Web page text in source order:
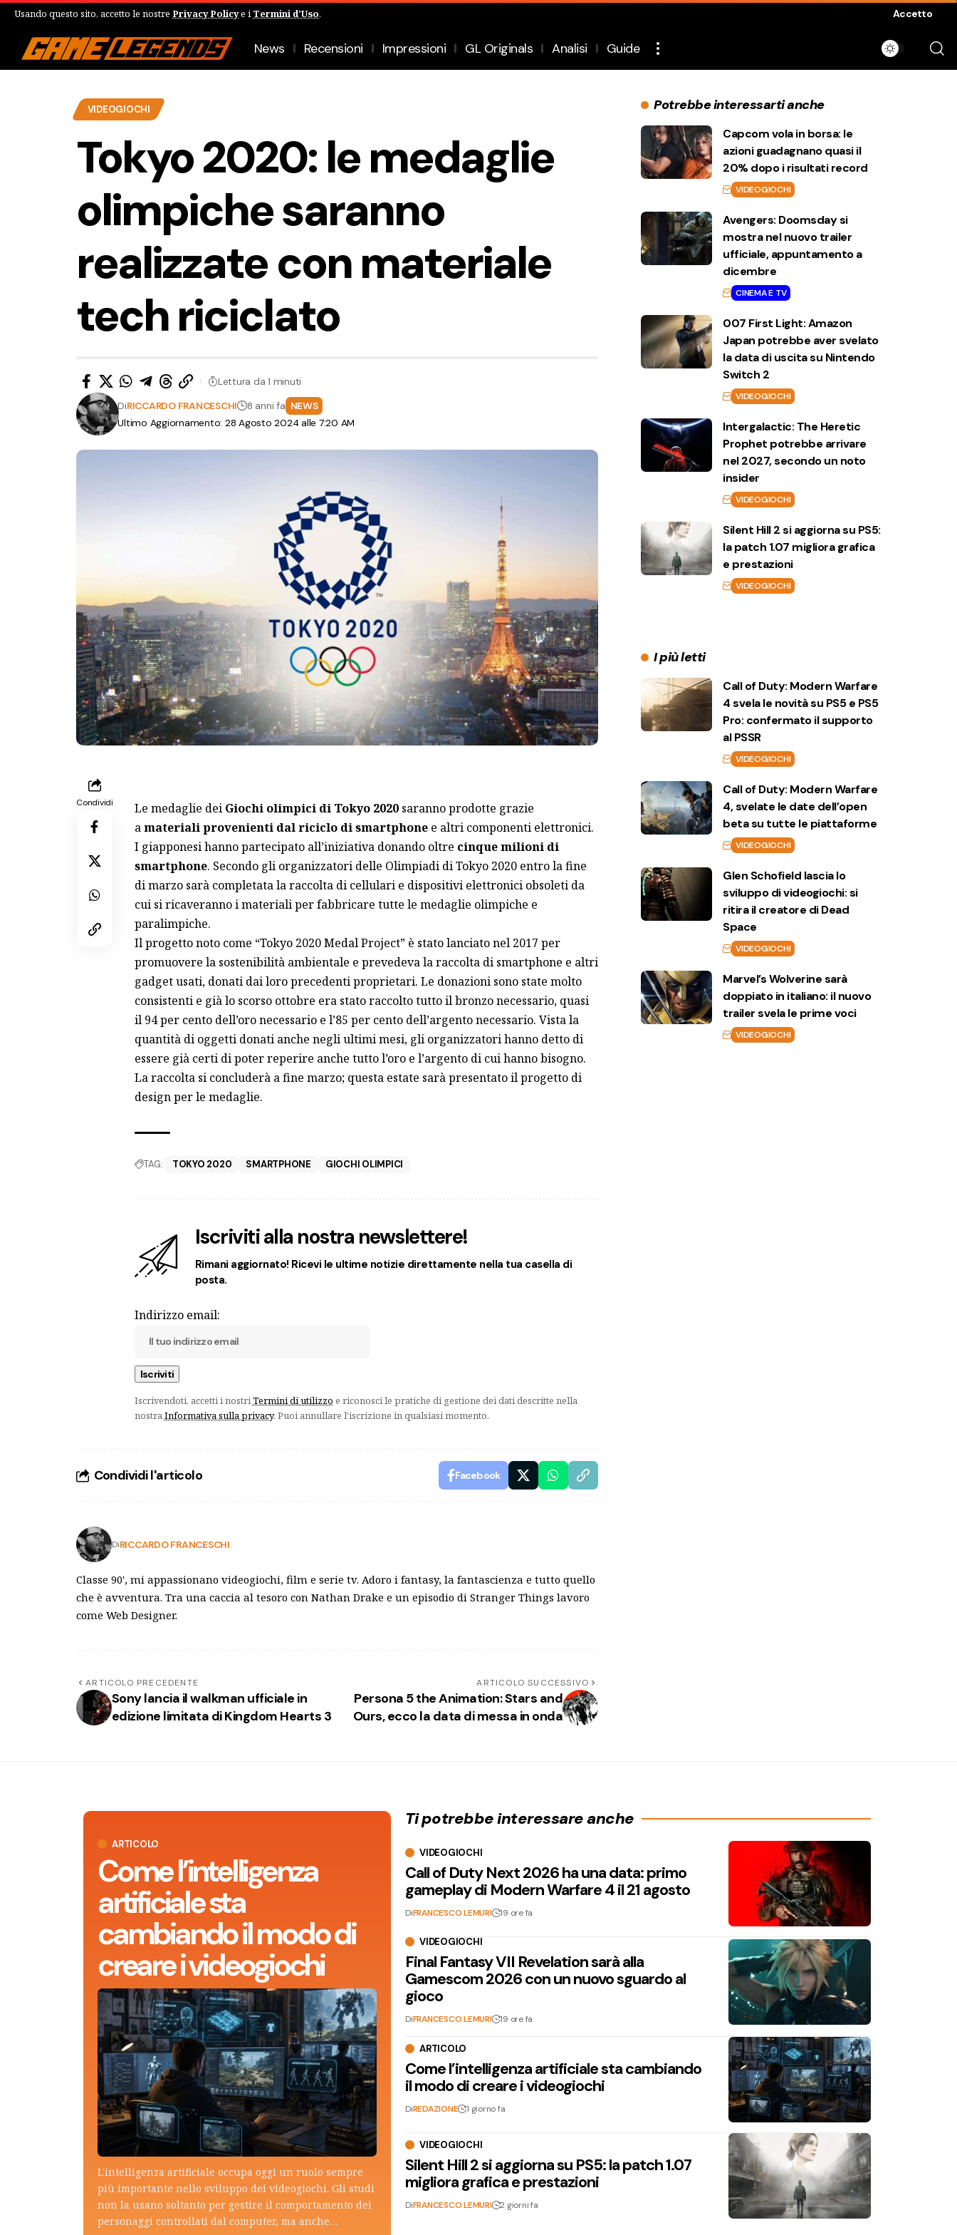
Usando questo sito, accetto le nostre Privacy Policye i Termini d'Uso. Accetto
News Recensioni Impressioni GL Originals Analisi Guide
VIDEOGIOCHI
Tokyo 2020: le medaglie
olimpiche saranno
realizzate con materiale
tech riciclato
Ultimo Aggiornamento: 28 Agosto 2024 alle 7:20 AM
DiRICCARDO FRANCESCHI 8 anni fa NEWS
Lettura da 1 minuti
Condividi Le medaglie deiGiochi olimpici di Tokyo 2020saranno prodotte grazie
amateriali provenienti dal riciclo di smartphonee altri componenti elettronici.
I giapponesi hanno partecipato all’iniziativa donando oltre cinque milioni di
smartphone. Secondo gli organizzatori delle Olimpiadi di Tokyo 2020 entro la fine
di marzo sarà completata la raccolta di cellulari e dispositivi elettronici obsoleti da
cui si ricaveranno i materiali per fabbricare tutte le medaglie olimpiche e
paralimpiche.
Il progetto noto come “Tokyo 2020 Medal Project” è stato lanciato nel 2017 per
promuovere la sostenibilità ambientale e prevedeva la raccolta di smartphone e altri
gadget usati, donati dai loro precedenti proprietari. Le donazioni sono state molto
consistenti e già lo scorso ottobre era stato raccolto tutto il bronzo necessario, quasi
il 94 per cento dell’oro necessario e l’85 per cento dell’argento necessario. Vista la
quantità di oggetti donati anche negli ultimi mesi, gli organizzatori hanno detto di
essere già certi di poter reperire anche tutto l’oro e l’argento di cui hanno bisogno.
La raccolta si concluderà a fine marzo; questa estate sarà presentato il progetto di
design per le medaglie.
TAG: TOKYO 2020 SMARTPHONE GIOCHI OLIMPICI
Iscriviti alla nostra newslettere!
Rimani aggiornato! Ricevi le ultime notizie direttamente nella tua casella di
posta.
Indirizzo email:
Iscrivendoti, accetti i nostriTermini di utilizzo e riconosci le pratiche di gestione dei dati descritte nella
nostraInformativa sulla privacy. Puoi annullare l'iscrizione in qualsiasi momento.
Condividi l'articolo Facebook
DiRICCARDO FRANCESCHI
Classe 90', mi appassionano videogiochi, film e serie tv. Adoro i fantasy, la fantascienza e tutto quello
che è avventura. Tra una caccia al tesoro con Nathan Drake e un episodio di Stranger Things lavoro
come Web Designer.
ARTICOLO PRECEDENTE
Sony lancia il walkman ufficiale in
edizione limitata di Kingdom Hearts 3
ARTICOLO SUCCESSIVO
Persona 5 the Animation: Stars and
Ours, ecco la data di messa in onda
Potrebbe interessarti anche
Capcom vola in borsa: le
azioni guadagnano quasi il
20% dopo i risultati record
VIDEOGIOCHI
Avengers: Doomsday si
mostra nel nuovo trailer
ufficiale, appuntamento a
dicembre
CINEMA E TV
007 First Light: Amazon
Japan potrebbe aver svelato
la data di uscita su Nintendo
Switch 2
VIDEOGIOCHI
Intergalactic: The Heretic
Prophet potrebbe arrivare
nel 2027, secondo un noto
insider
VIDEOGIOCHI
Silent Hill 2 si aggiorna su PS5:
la patch 1.07 migliora grafica
e prestazioni
VIDEOGIOCHI
I più letti
Call of Duty: Modern Warfare
4 svela le novità su PS5 e PS5
Pro: confermato il supporto
al PSSR
VIDEOGIOCHI
Call of Duty: Modern Warfare
4, svelate le date dell’open
beta su tutte le piattaforme
VIDEOGIOCHI
Glen Schofield lascia lo
sviluppo di videogiochi: si
ritira il creatore di Dead
Space
VIDEOGIOCHI
Marvel’s Wolverine sarà
doppiato in italiano: il nuovo
trailer svela le prime voci
VIDEOGIOCHI
ARTICOLO
Come l’intelligenza
artificiale sta
cambiando il modo di
creare i videogiochi
L'intelligenza artificiale occupa oggi un ruolo sempre
più importante nello sviluppo dei videogiochi. Gli studi
non la usano soltanto per gestire il comportamento dei
personaggi controllati dal computer, ma anche…
Ti potrebbe interessare anche
VIDEOGIOCHI
Call of Duty Next 2026 ha una data: primo
gameplay di Modern Warfare 4 il 21 agosto
DiFRANCESCO LEMURI 19 ore fa
VIDEOGIOCHI
Final Fantasy VII Revelation sarà alla
Gamescom 2026 con un nuovo sguardo al
gioco
DiFRANCESCO LEMURI 19 ore fa
ARTICOLO
Come l’intelligenza artificiale sta cambiando
il modo di creare i videogiochi
DiREDAZIONE 1 giorno fa
VIDEOGIOCHI
Silent Hill 2 si aggiorna su PS5: la patch 1.07
migliora grafica e prestazioni
DiFRANCESCO LEMURI 2 giorni fa